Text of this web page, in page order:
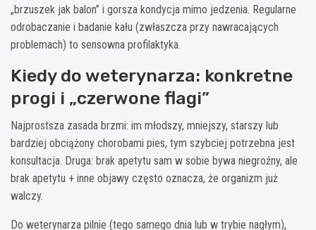
„brzuszek jak balon” i gorsza kondycja mimo jedzenia. Regularne
odrobaczanie i badanie kału (zwłaszcza przy nawracających
problemach) to sensowna profilaktyka.
Kiedy do weterynarza: konkretne
progi i „czerwone flagi”
Najprostsza zasada brzmi: im młodszy, mniejszy, starszy lub
bardziej obciążony chorobami pies, tym szybciej potrzebna jest
konsultacja. Druga: brak apetytu sam w sobie bywa niegroźny, ale
brak apetytu + inne objawy często oznacza, że organizm już
walczy.
Do weterynarza pilnie (tego samego dnia lub w trybie nagłym),